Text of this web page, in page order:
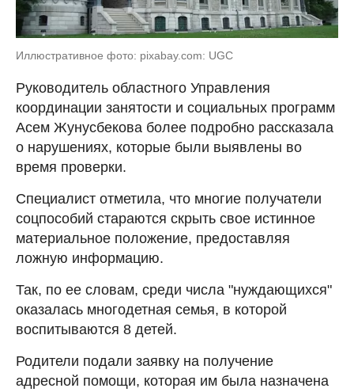
Иллюстративное фото: pixabay.com: UGC
Руководитель областного Управления
координации занятости и социальных программ
Асем Жунусбекова более подробно рассказала
о нарушениях, которые были выявлены во
время проверки.
Специалист отметила, что многие получатели
соцпособий стараются скрыть свое истинное
материальное положение, предоставляя
ложную информацию.
Так, по ее словам, среди числа "нуждающихся"
оказалась многодетная семья, в которой
воспитываются 8 детей.
Родители подали заявку на получение
адресной помощи, которая им была назначена